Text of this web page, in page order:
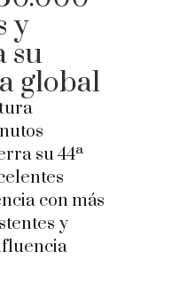
y
su
global
su 44ª
con más
y